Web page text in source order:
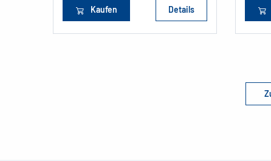
Kaufen Details